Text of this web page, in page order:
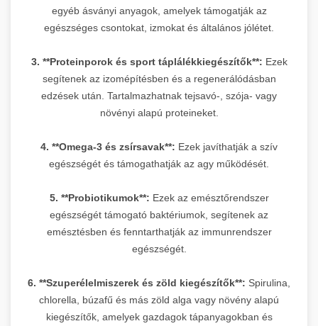
egyéb ásványi anyagok, amelyek támogatják az
egészséges csontokat, izmokat és általános jólétet.
3. **Proteinporok és sport táplálékkiegészítők**: Ezek
segítenek az izomépítésben és a regenerálódásban
edzések után. Tartalmazhatnak tejsavó-, szója- vagy
növényi alapú proteineket.
4. **Omega-3 és zsírsavak**: Ezek javíthatják a szív
egészségét és támogathatják az agy működését.
5. **Probiotikumok**: Ezek az emésztőrendszer
egészségét támogató baktériumok, segítenek az
emésztésben és fenntarthatják az immunrendszer
egészségét.
6. **Szuperélelmiszerek és zöld kiegészítők**: Spirulina,
chlorella, búzafű és más zöld alga vagy növény alapú
kiegészítők, amelyek gazdagok tápanyagokban és